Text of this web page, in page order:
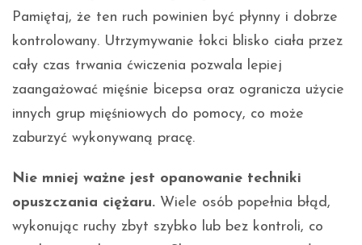
Pamiętaj, że ten ruch powinien być płynny i dobrze
kontrolowany. Utrzymywanie łokci blisko ciała przez
cały czas trwania ćwiczenia pozwala lepiej
zaangażować mięśnie bicepsa oraz ogranicza użycie
innych grup mięśniowych do pomocy, co może
zaburzyć wykonywaną pracę.
Nie mniej ważne jest opanowanie techniki
opuszczania ciężaru. Wiele osób popełnia błąd,
wykonując ruchy zbyt szybko lub bez kontroli, co